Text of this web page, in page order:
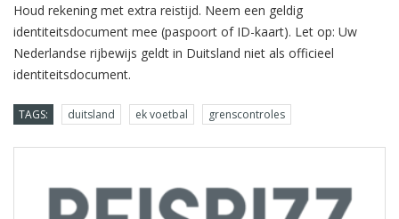
Houd rekening met extra reistijd. Neem een geldig
identiteitsdocument mee (paspoort of ID-kaart). Let op: Uw
Nederlandse rijbewijs geldt in Duitsland niet als officieel
identiteitsdocument.
TAGS: duitsland ek voetbal grenscontroles